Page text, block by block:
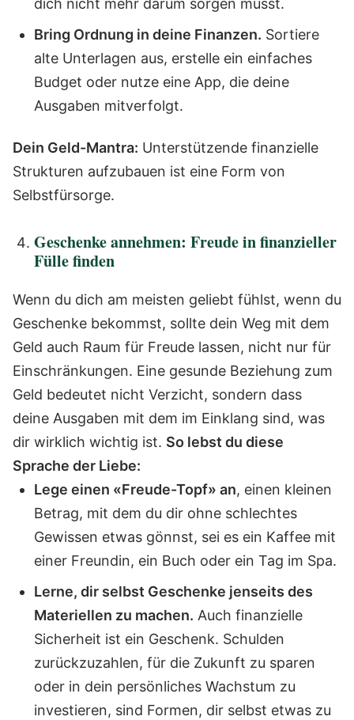
dich nicht mehr darum sorgen musst.
Bring Ordnung in deine Finanzen. Sortiere
alte Unterlagen aus, erstelle ein einfaches
Budget oder nutze eine App, die deine
Ausgaben mitverfolgt.
Dein Geld-Mantra: Unterstützende finanzielle
Strukturen aufzubauen ist eine Form von
Selbstfürsorge.
Geschenke annehmen: Freude in finanzieller
Fülle finden
Wenn du dich am meisten geliebt fühlst, wenn du
Geschenke bekommst, sollte dein Weg mit dem
Geld auch Raum für Freude lassen, nicht nur für
Einschränkungen. Eine gesunde Beziehung zum
Geld bedeutet nicht Verzicht, sondern dass
deine Ausgaben mit dem im Einklang sind, was
dir wirklich wichtig ist. So lebst du diese
Sprache der Liebe:
Lege einen «Freude-Topf» an, einen kleinen
Betrag, mit dem du dir ohne schlechtes
Gewissen etwas gönnst, sei es ein Kaffee mit
einer Freundin, ein Buch oder ein Tag im Spa.
Lerne, dir selbst Geschenke jenseits des
Materiellen zu machen. Auch finanzielle
Sicherheit ist ein Geschenk. Schulden
zurückzuzahlen, für die Zukunft zu sparen
oder in dein persönliches Wachstum zu
investieren, sind Formen, dir selbst etwas zu